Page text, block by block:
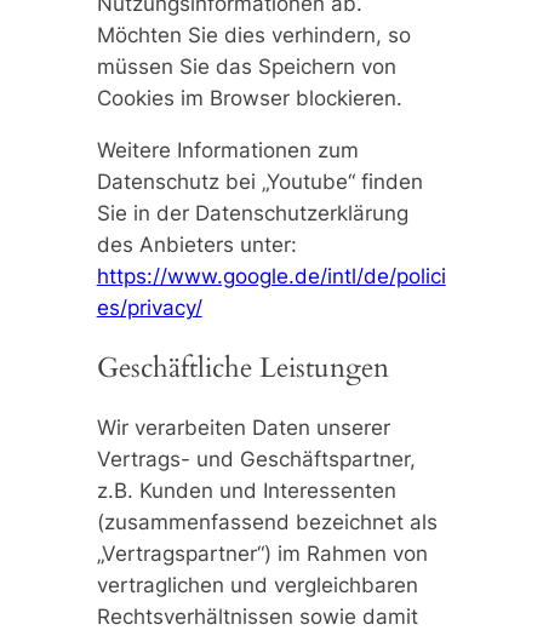
Möchten Sie dies verhindern, so
müssen Sie das Speichern von
Cookies im Browser blockieren.
Weitere Informationen zum
Datenschutz bei „Youtube“ finden
Sie in der Datenschutzerklärung
des Anbieters unter:
https://www.google.de/intl/de/polici
es/privacy/
Geschäftliche Leistungen
Wir verarbeiten Daten unserer
Vertrags- und Geschäftspartner,
z.B. Kunden und Interessenten
(zusammenfassend bezeichnet als
„Vertragspartner“) im Rahmen von
vertraglichen und vergleichbaren
Rechtsverhältnissen sowie damit